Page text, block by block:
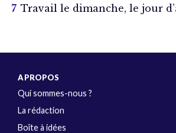
Travail le dimanche, le jour
A PROPOS
Qui sommes-nous ?
La rédaction
Boîte à idées